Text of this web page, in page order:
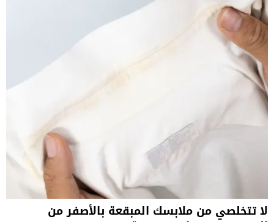
لا تتخلصي من ملابسك المبقعة بالأصفر من